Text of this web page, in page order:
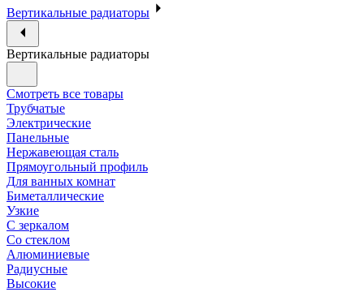
Вертикальные радиаторы
Вертикальные радиаторы
Смотреть все товары
Трубчатые
Электрические
Панельные
Нержавеющая сталь
Прямоугольный профиль
Для ванных комнат
Биметаллические
Узкие
С зеркалом
Со стеклом
Алюминиевые
Радиусные
Высокие